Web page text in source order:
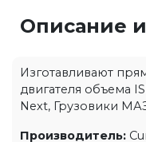
Описание
Изготавливают
двигателя объема
Next, Грузовики
Производитель: